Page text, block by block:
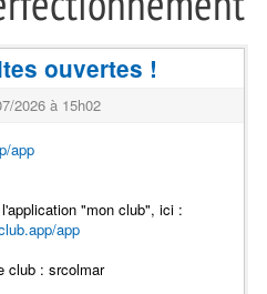
ouvertes !
2026 à 15h02
app
"mon club", ici :
app
club : srcolmar